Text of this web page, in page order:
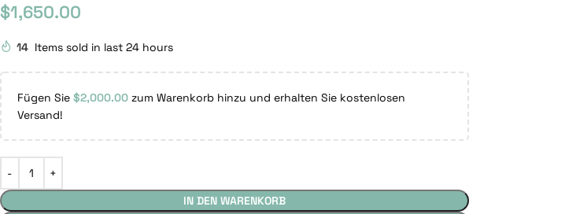
$1,650.00
14 Items sold in last 24 hours
Fügen Sie $2,000.00zum Warenkorb hinzu und erhalten Sie kostenlosen
Versand!
IN DEN WARENKORB